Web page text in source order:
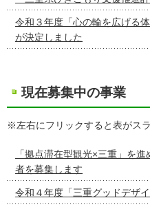
令和３年度「心の輪を広げる
が決定しました
現在募集中の事業
※左右にフリックすると表がスラ
「拠点滞在型観光×三重」を
者を募集します
令和４年度「三重グッドデザ